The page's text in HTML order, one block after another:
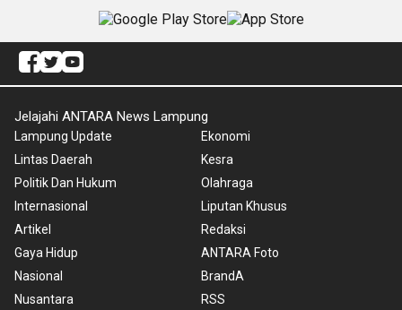
Jelajahi ANTARA News Lampung
Lampung Update
Lintas Daerah
Politik Dan Hukum
Internasional
Artikel
Gaya Hidup
Nasional
Nusantara
Ekonomi
Kesra
Olahraga
Liputan Khusus
Redaksi
ANTARA Foto
BrandA
RSS